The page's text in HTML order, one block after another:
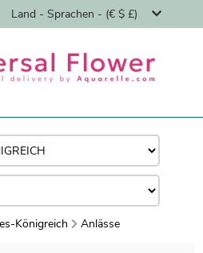
Land - Sprachen - (€ $ £)
Königreich Anlässe